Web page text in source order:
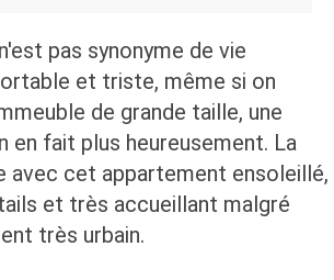
pas synonyme de vie
et triste, même si on
de grande taille, une
en fait plus heureusement. La
avec cet appartement ensoleillé,
et très accueillant malgré
très urbain.